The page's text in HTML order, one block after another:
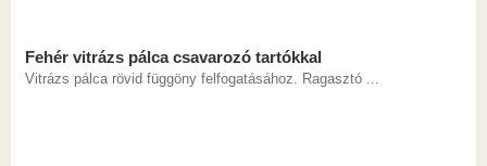
Fehér vitrázs pálca csavarozó tartókkal
Vitrázs pálca rövid függöny felfogatásához. Ragasztó ...